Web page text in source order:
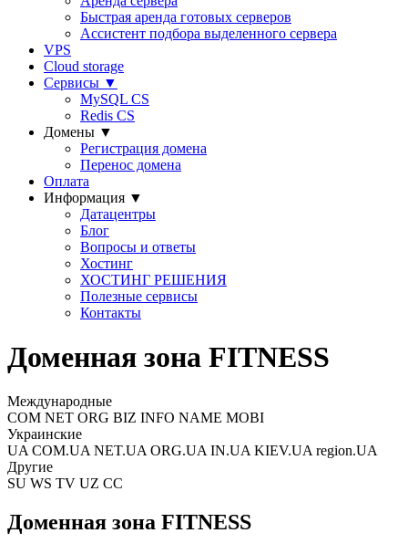
Быстрая аренда готовых серверов
Ассистент подбора выделенного сервера
VPS
Cloud storage
Сервисы ▼
MySQL CS
Redis CS
Домены ▼
Регистрация домена
Перенос домена
Оплата
Информация ▼
Датацентры
Блог
Вопросы и ответы
Хостинг
ХОСТИНГ РЕШЕНИЯ
Полезные сервисы
Контакты
Доменная зона FITNESS
Международные
COM NET ORG BIZ INFO NAME MOBI
Украинские
UA COM.UA NET.UA ORG.UA IN.UA KIEV.UA region.UA
Другие
SU WS TV UZ CC
Доменная зона FITNESS